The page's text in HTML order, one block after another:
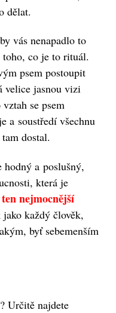
dělat.
vás nenapadlo to
co je to rituál.
psem postoupit
velice jasnou vizi
se psem
a soustředí všechnu
dostal.
hodný a poslušný,
která je
nejmocnější
jako každý člověk,
byť sebemenším
Určitě najdete